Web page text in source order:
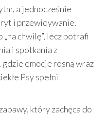
a jednocześnie
i przewidywanie.
chwilę”, lecz potrafi
i spotkania z
emocje rosną wraz
Psy spełni
który zachęca do